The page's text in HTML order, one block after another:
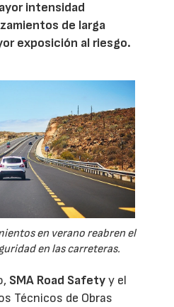
intensidad
de larga
exposición al riesgo.
en verano reabren el
en las carreteras.
SMA Road Safetyy el
Técnicos de Obras